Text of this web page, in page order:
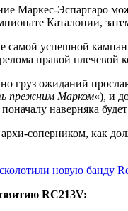
Маркес-
Каталонии,
самой успешной
правой плечевой
груз ожиданий
прежним Марком«), и
наверняка
соперником, как
новую банду
RC213V: